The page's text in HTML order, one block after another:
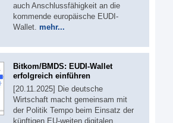
auch Anschlussfähigkeit an die
kommende europäische EUDI-
Wallet. mehr...
Bitkom/BMDS: EUDI-Wallet
erfolgreich einführen
[20.11.2025] Die deutsche
Wirtschaft macht gemeinsam mit
der Politik Tempo beim Einsatz der
künftigen EU-weiten digitalen